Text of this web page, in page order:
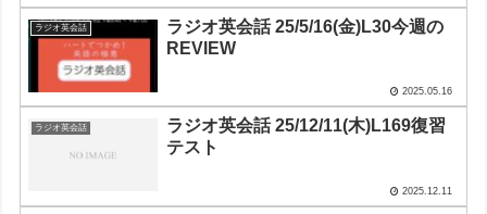
ラジオ英会話
ラジオ英会話 25/5/16(金)L30今週の
REVIEW
2025.05.16
ラジオ英会話
ラジオ英会話 25/12/11(木)L169復習
テスト
2025.12.11